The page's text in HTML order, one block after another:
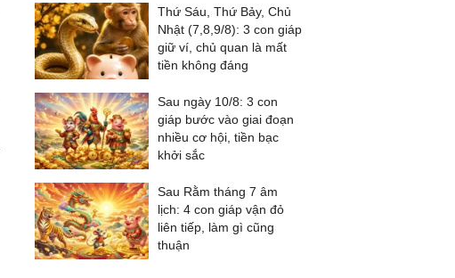
Thứ Sáu, Thứ Bảy, Chủ
Nhật (7,8,9/8): 3 con giáp
giữ ví, chủ quan là mất
tiền không đáng
Sau ngày 10/8: 3 con
giáp bước vào giai đoạn
nhiều cơ hội, tiền bạc
khởi sắc
Sau Rằm tháng 7 âm
lịch: 4 con giáp vận đỏ
liên tiếp, làm gì cũng
thuận